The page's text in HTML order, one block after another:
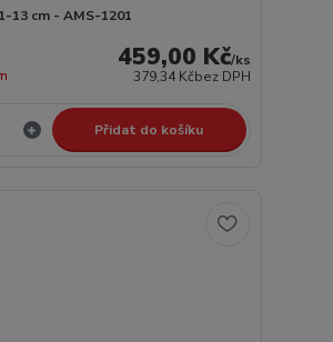
13 cm - AMS-1201
459,00 Kč/ks
379,34 Kčbez DPH
Přidat do košíku